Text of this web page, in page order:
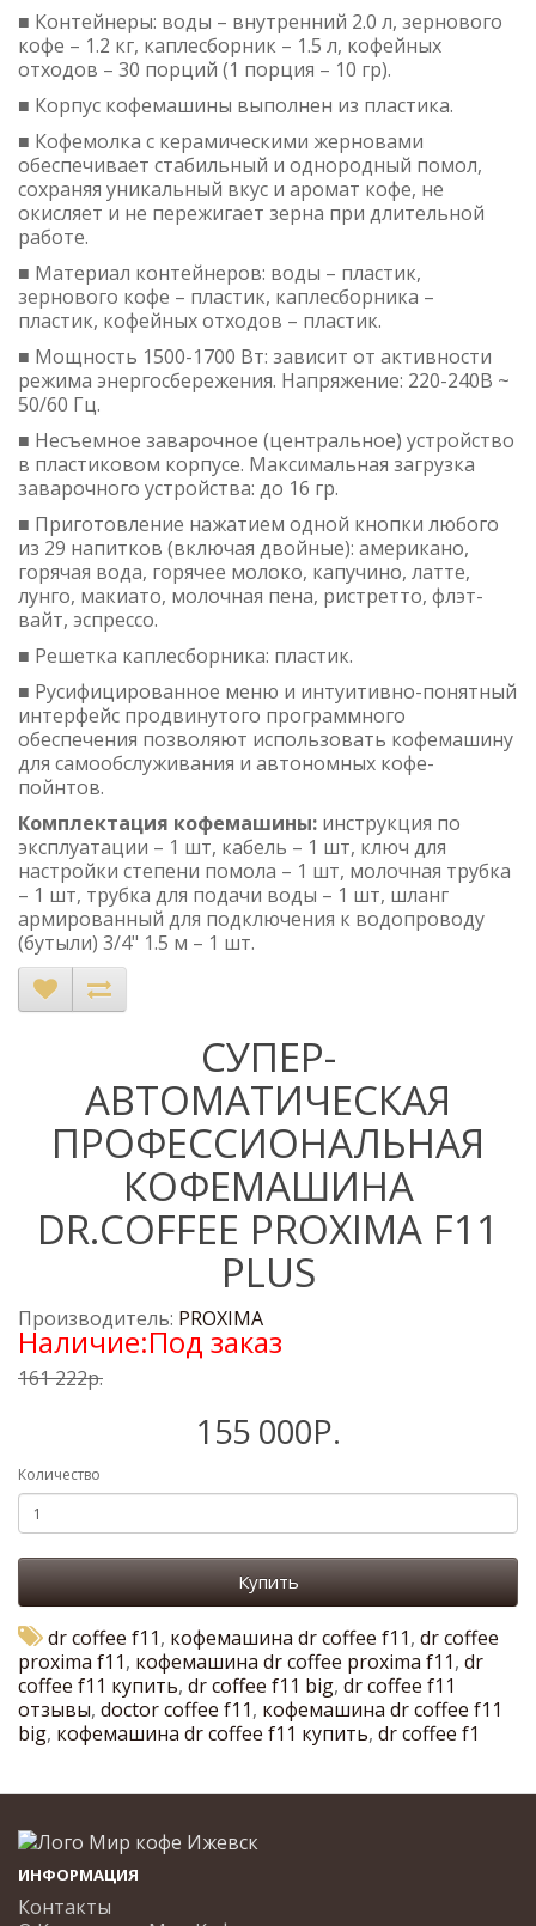
■ Контейнеры: воды – внутренний 2.0 л, зернового
кофе – 1.2 кг, каплесборник – 1.5 л, кофейных
отходов – 30 порций (1 порция – 10 гр).
■ Корпус кофемашины выполнен из пластика.
■ Кофемолка с керамическими жерновами
обеспечивает стабильный и однородный помол,
сохраняя уникальный вкус и аромат кофе, не
окисляет и не пережигает зерна при длительной
работе.
■ Материал контейнеров: воды – пластик,
зернового кофе – пластик, каплесборника –
пластик, кофейных отходов – пластик.
■ Мощность 1500-1700 Вт: зависит от активности
режима энергосбережения. Напряжение: 220-240В ~
50/60 Гц.
■ Несъемное заварочное (центральное) устройство
в пластиковом корпусе. Максимальная загрузка
заварочного устройства: до 16 гр.
■ Приготовление нажатием одной кнопки любого
из 29 напитков (включая двойные): американо,
горячая вода, горячее молоко, капучино, латте,
лунго, макиато, молочная пена, ристретто, флэт-
вайт, эспрессо.
■ Решетка каплесборника: пластик.
■ Русифицированное меню и интуитивно-понятный
интерфейс продвинутого программного
обеспечения позволяют использовать кофемашину
для самообслуживания и автономных кофе-
пойнтов.
Комплектация кофемашины: инструкция по
эксплуатации – 1 шт, кабель – 1 шт, ключ для
настройки степени помола – 1 шт, молочная трубка
– 1 шт, трубка для подачи воды – 1 шт, шланг
армированный для подключения к водопроводу
(бутыли) 3/4" 1.5 м – 1 шт.
CУПЕР-
АВТОМАТИЧЕСКАЯ
ПРОФЕССИОНАЛЬНАЯ
КОФЕМАШИНА
DR.COFFEE PROXIMA F11
PLUS
Производитель: PROXIMA
Наличие:Под заказ
161 222р.
155 000Р.
Количество
Купить
dr coffee f11, кофемашина dr coffee f11, dr coffee
proxima f11, кофемашина dr coffee proxima f11, dr
coffee f11 купить, dr coffee f11 big, dr coffee f11
отзывы, doctor coffee f11, кофемашина dr coffee f11
big, кофемашина dr coffee f11 купить, dr coffee f1
ИНФОРМАЦИЯ
Контакты